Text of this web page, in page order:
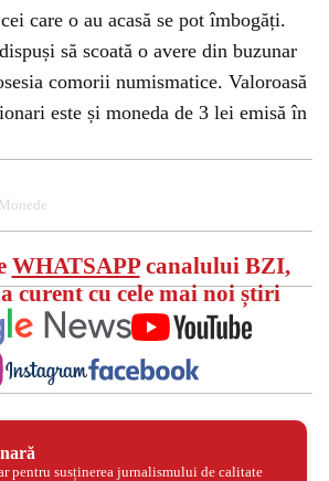
care o au acasă se pot îmbogăți.
să scoată o avere din buzunar
comorii numismatice. Valoroasă
este și moneda de 3 lei emisă în
Monede
WHATSAPPcanalului BZI,
curent cu cele mai noi știri
pentru susținerea jurnalismului de calitate